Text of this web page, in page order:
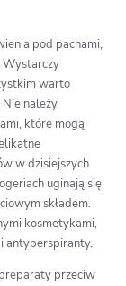
pod pachami,
Wystarczy
warto
należy
które mogą
w dzisiejszych
uginają się
składem.
kosmetykami,
antyperspiranty.
przeciw